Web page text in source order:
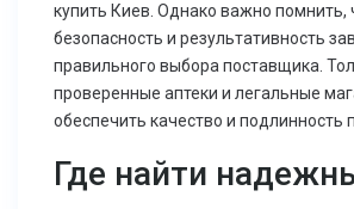
купить Киев. Однако важно помнить,
безопасность и результативность
правильного выбора поставщика.
проверенные аптеки и легальные
обеспечить качество и подлинность
Где найти